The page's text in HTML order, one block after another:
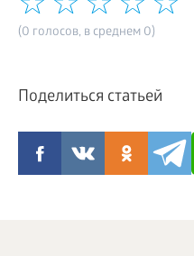
(0 голосов, в среднем 0)
Поделиться статьей